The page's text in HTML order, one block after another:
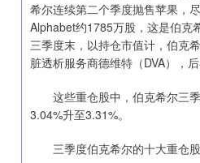
希尔连续第二个季度抛售苹果，
Alphabet约1785万股，这是伯克
三季度末，以持仓市值计，伯克
脏透析服务商德维特（DVA），
这些重仓股中，伯克希尔三季
3.04%升至3.31%。
三季度伯克希尔的十大重仓股